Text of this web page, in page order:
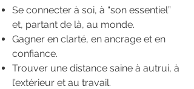
Se connecter à soi, à “son essentiel”
et, partant de là, au monde.
Gagner en clarté, en ancrage et en
confiance.
Trouver une distance saine à autrui, à
l’extérieur et au travail.